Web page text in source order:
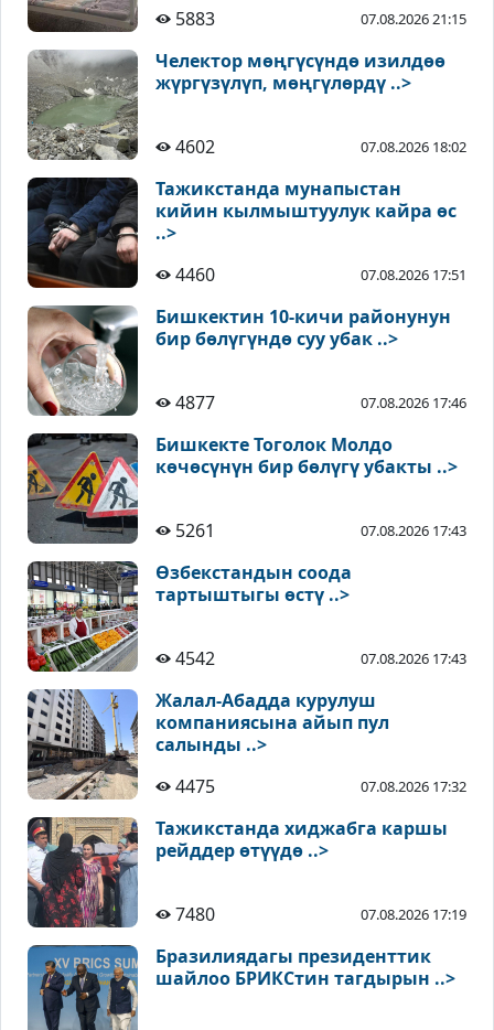
5883 07.08.2026 21:15
Челектор мөңгүсүндө изилдөө
жүргүзүлүп, мөңгүлөрдү ..>
4602 07.08.2026 18:02
Тажикстанда мунапыстан
кийин кылмыштуулук кайра өс
..>
4460
07.08.2026 17:51
Бишкектин 10-кичи районунун
бир бөлүгүндө суу убак ..>
4877 07.08.2026 17:46
Бишкекте Тоголок Молдо
көчөсүнүн бир бөлүгү убакты ..>
5261 07.08.2026 17:43
Өзбекстандын соода
тартыштыгы өстү ..>
4542 07.08.2026 17:43
Жалал-Абадда курулуш
компаниясына айып пул
салынды ..>
4475
07.08.2026 17:32
Тажикстанда хиджабга каршы
рейддер өтүүдө ..>
7480 07.08.2026 17:19
Бразилиядагы президенттик
шайлоо БРИКСтин тагдырын ..>